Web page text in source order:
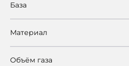
База
Материал
Объём газа